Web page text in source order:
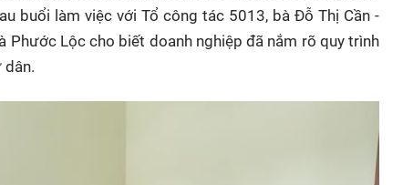
buổi làm việc với Tổ công tác 5013, bà Đỗ Thị Cần -
Phước Lộc cho biết doanh nghiệp đã nắm rõ quy trình
dân.